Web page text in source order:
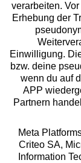
Beratung
Über uns
Rechtliches
Alle Preise inkl.
verarbeiten.
Erhebung der
Einwilligung.
bzw. deine
wenn du auf
APP
Partnern
Meta
Criteo SA,
Information